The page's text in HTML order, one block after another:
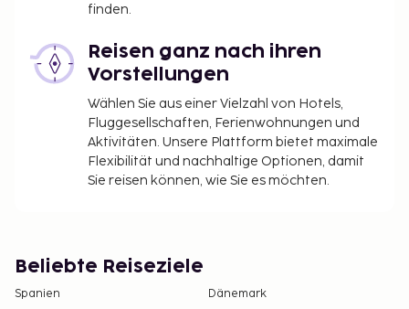
finden.
Reisen ganz nach ihren
Vorstellungen
Wählen Sie aus einer Vielzahl von Hotels,
Fluggesellschaften, Ferienwohnungen und
Aktivitäten. Unsere Plattform bietet maximale
Flexibilität und nachhaltige Optionen, damit
Sie reisen können, wie Sie es möchten.
Beliebte Reiseziele
Spanien
Dänemark